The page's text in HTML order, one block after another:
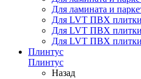
Для ламината и
Для LVT ПВХ плитки
Для LVT ПВХ плитки
Для LVT ПВХ
Плинтус
Плинтус
Назад